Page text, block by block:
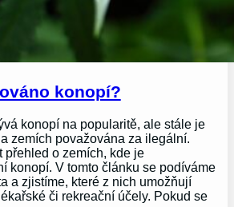
konopí?
konopí na popularitě, ale stále je
zemích považována za ilegální.
přehled o zemích, kde je
konopí. V tomto článku se podíváme
a zjistíme, které z nich umožňují
či rekreační účely. Pokud se